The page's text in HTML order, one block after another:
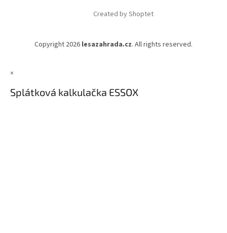
Created by Shoptet
Copyright 2026 lesazahrada.cz. All rights reserved.
×
Splátková kalkulačka ESSOX